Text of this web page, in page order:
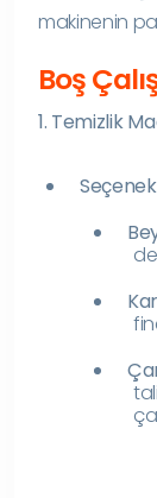
makinenin
Boş
1. Temizlik